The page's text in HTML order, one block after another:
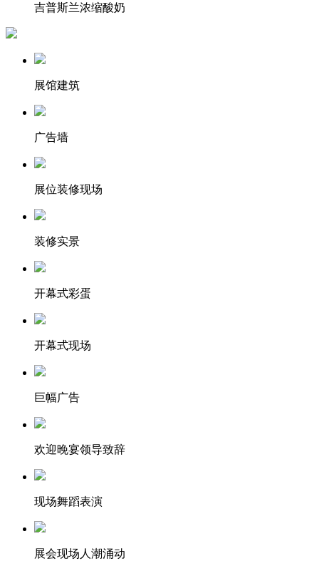
吉普斯兰浓缩酸奶
展馆建筑
广告墙
展位装修现场
装修实景
开幕式彩蛋
开幕式现场
巨幅广告
欢迎晚宴领导致辞
现场舞蹈表演
展会现场人潮涌动